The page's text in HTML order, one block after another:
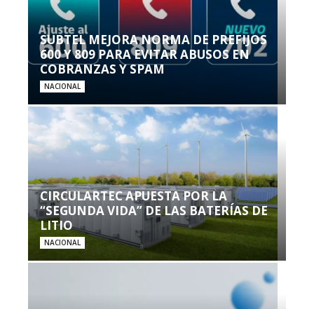
SUBTEL MEJORA NORMA DE PREFIJOS
600 Y 809 PARA EVITAR ABUSOS EN
COBRANZAS Y SPAM
NACIONAL
CIRCULARTEC APUESTA POR LA
“SEGUNDA VIDA” DE LAS BATERÍAS DE
LITIO
NACIONAL